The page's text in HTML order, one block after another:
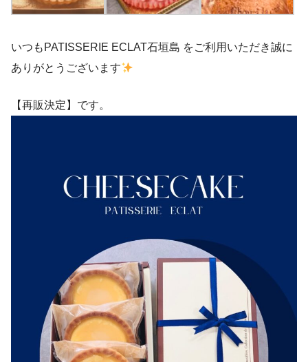
いつもPATISSERIE ECLAT石垣島 をご利用いただき誠に
ありがとうございます
【再販決定】です。